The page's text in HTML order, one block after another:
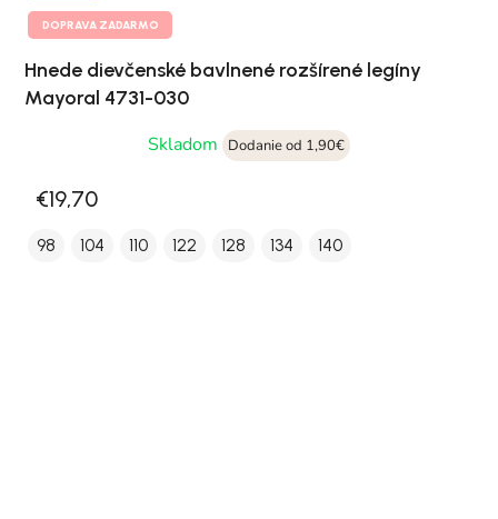
DOPRAVA ZADARMO
Hnede dievčenské bavlnené rozšírené legíny
Mayoral 4731-030
Skladom
Dodanie od 1,90€
€19,70
98 104 110 122 128 134 140